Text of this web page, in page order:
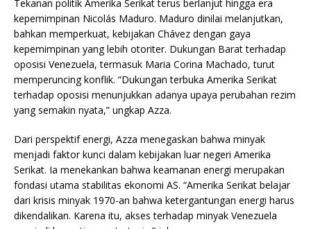
Tekanan politik Amerika Serikat terus berlanjut hingga era
kepemimpinan Nicolás Maduro. Maduro dinilai melanjutkan,
bahkan memperkuat, kebijakan Chávez dengan gaya
kepemimpinan yang lebih otoriter. Dukungan Barat terhadap
oposisi Venezuela, termasuk Maria Corina Machado, turut
memperuncing konflik. “Dukungan terbuka Amerika Serikat
terhadap oposisi menunjukkan adanya upaya perubahan rezim
yang semakin nyata,” ungkap Azza.
Dari perspektif energi, Azza menegaskan bahwa minyak
menjadi faktor kunci dalam kebijakan luar negeri Amerika
Serikat. Ia menekankan bahwa keamanan energi merupakan
fondasi utama stabilitas ekonomi AS. “Amerika Serikat belajar
dari krisis minyak 1970-an bahwa ketergantungan energi harus
dikendalikan. Karena itu, akses terhadap minyak Venezuela